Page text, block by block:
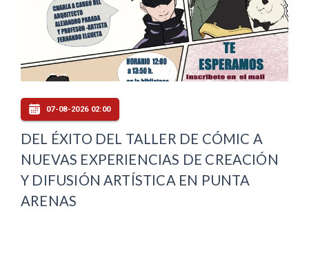
07-08-2026 02:00
DEL ÉXITO DEL TALLER DE CÓMIC A
NUEVAS EXPERIENCIAS DE CREACIÓN
Y DIFUSIÓN ARTÍSTICA EN PUNTA
ARENAS